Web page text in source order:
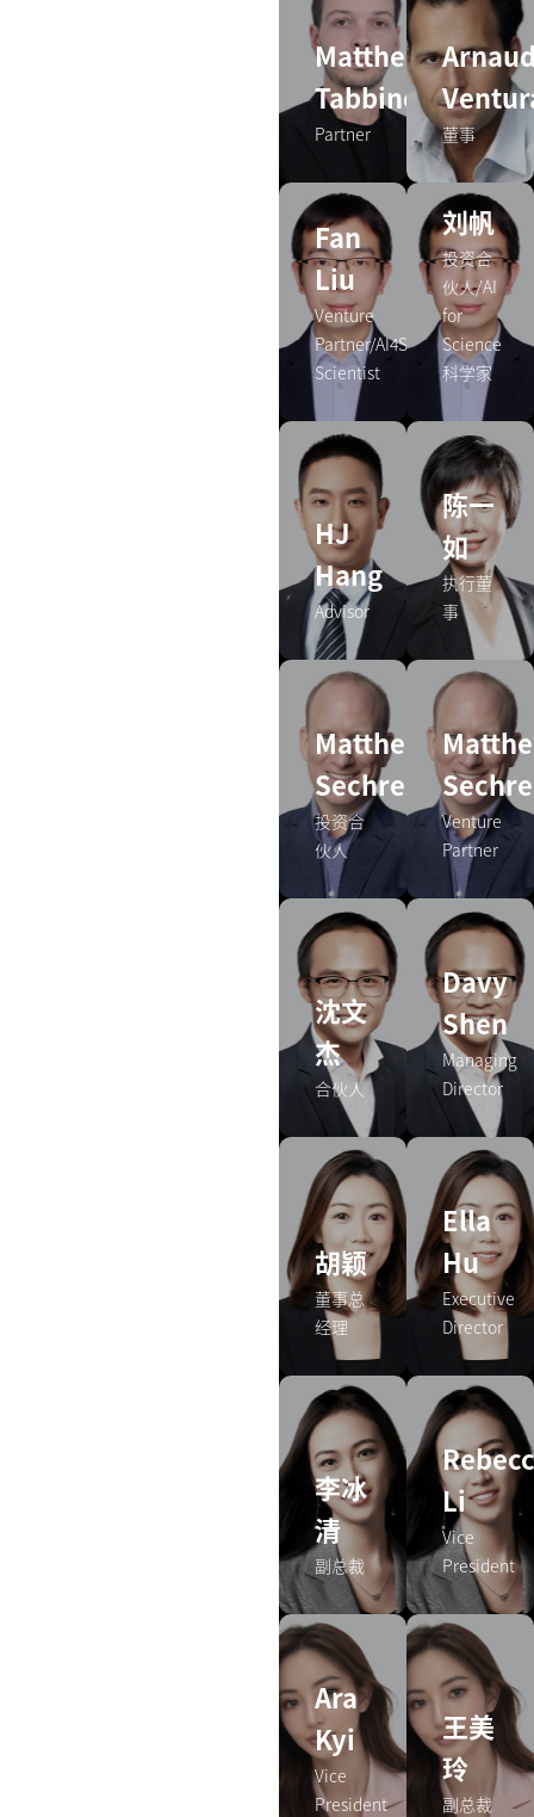
Matthew
Tabbiner
Partner 董事
Fan
Liu
Venture
Partner/AI4Science
Scientist
刘帆
投资合
伙人/AI
for
Science
科学家
HJ
Hang
Advisor
陈一
如
执行董
事
Matthew
Sechrest
投资合
伙人
Venture
Partner
沈文
杰
合伙人
Davy
Shen
Managing
Director
胡颖
董事总
经理
Ella
Hu
Executive
Director
李冰
清
副总裁
Li
Vice
President
Ara
Kyi
Vice
President
王美
玲
副总裁